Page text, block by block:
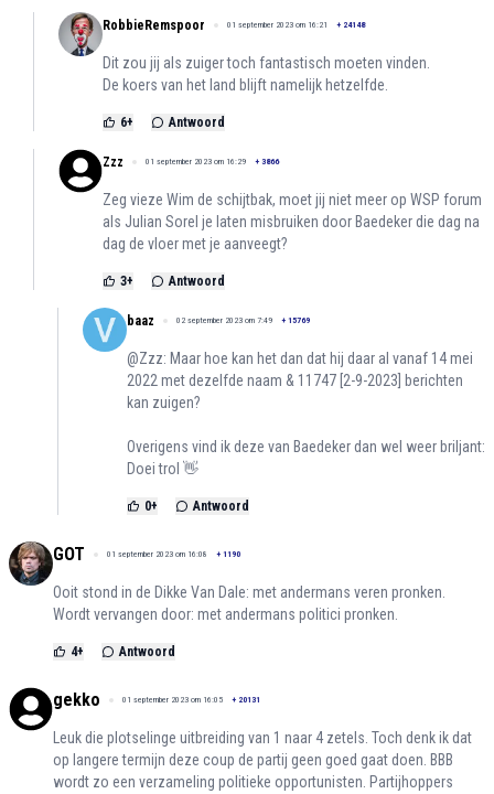
RobbieRemspoor 01 september 2023 om 16:21 + 24148
Dit zou jij als zuiger toch fantastisch moeten vinden.
De koers van het land blijft namelijk hetzelfde.
6+ Antwoord
Zzz 01 september 2023 om 16:29 + 3866
Zeg vieze Wim de schijtbak, moet jij niet meer op WSP forum
als Julian Sorel je laten misbruiken door Baedeker die dag na
dag de vloer met je aanveegt?
3+ Antwoord
baaz 02 september 2023 om 7:49 + 15769
@Zzz: Maar hoe kan het dan dat hij daar al vanaf 14 mei
2022 met dezelfde naam & 11747 [2-9-2023] berichten
kan zuigen?
Overigens vind ik deze van Baedeker dan wel weer briljant:
Doei trol 👋
0+ Antwoord
GOT 01 september 2023 om 16:08 + 1190
Ooit stond in de Dikke Van Dale: met andermans veren pronken.
Wordt vervangen door: met andermans politici pronken.
4+ Antwoord
gekko 01 september 2023 om 16:05 + 20131
Leuk die plotselinge uitbreiding van 1 naar 4 zetels. Toch denk ik dat
op langere termijn deze coup de partij geen goed gaat doen. BBB
wordt zo een verzameling politieke opportunisten. Partijhoppers